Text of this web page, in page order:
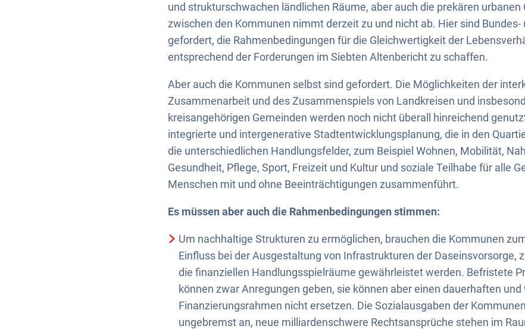
und strukturschwachen ländlichen Räume, aber auch die prekären urbanen
zwischen den Kommunen nimmt derzeit zu und nicht ab. Hier sind
gefordert, die Rahmenbedingungen für die Gleichwertigkeit der
entsprechend der Forderungen im Siebten Altenbericht zu schaffen.
Aber auch die Kommunen selbst sind gefordert. Die Möglichkeiten der
Zusammenarbeit und des Zusammenspiels von Landkreisen und
kreisangehörigen Gemeinden werden noch nicht überall hinreichend
integrierte und intergenerative Stadtentwicklungsplanung, die in den
die unterschiedlichen Handlungsfelder, zum Beispiel Wohnen, Mobilität,
Gesundheit, Pflege, Sport, Freizeit und Kultur und soziale Teilhabe für alle
Menschen mit und ohne Beeinträchtigungen zusammenführt.
Es müssen aber auch die Rahmenbedingungen stimmen:
Um nachhaltige Strukturen zu ermöglichen, brauchen die Kommunen
Einfluss bei der Ausgestaltung von Infrastrukturen der Daseinsvorsorge,
die finanziellen Handlungsspielräume gewährleistet werden. Befristete
können zwar Anregungen geben, sie können aber einen dauerhaften und
Finanzierungsrahmen nicht ersetzen. Die Sozialausgaben der
ungebremst an, neue milliardenschwere Rechtsansprüche stehen im